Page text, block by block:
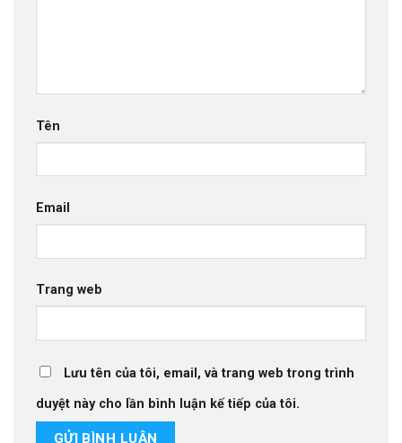
Tên
Email
Trang web
Lưu tên của tôi, email, và trang web trong trình
duyệt này cho lần bình luận kế tiếp của tôi.